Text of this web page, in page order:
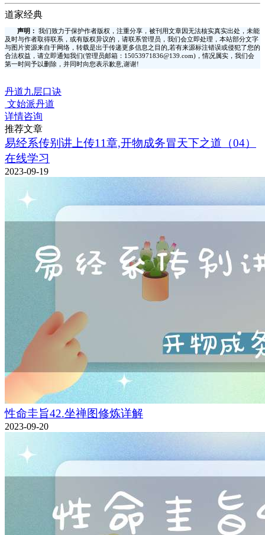
道家经典
声明：
我们致力于保护作者版权，注重分享，被刊用文章因无法核实真实出处，未能
及时与作者取得联系，或有版权异议的，请联系管理员，我们会立即处理，本站部分文字
与图片资源来自于网络，转载是出于传递更多信息之目的,若有来源标注错误或侵犯了您的
合法权益，请立即通知我们(管理员邮箱：15053971836@139.com)，情况属实，我们会
第一时间予以删除，并同时向您表示歉意,谢谢!
丹道九层口诀
文始派丹道
详情咨询
推荐文章
易经系传别讲上传11章,开物成务冒天下之道（04）
在线学习
2023-09-19
性命圭旨42.坐禅图修炼详解
2023-09-20